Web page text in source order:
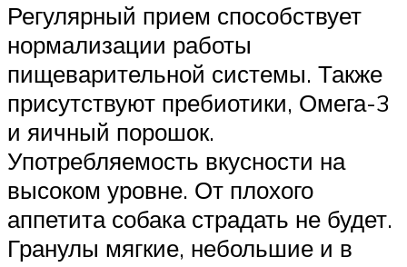
Регулярный прием способствует
нормализации работы
пищеварительной системы. Также
присутствуют пребиотики, Омега-3
и яичный порошок.
Употребляемость вкусности на
высоком уровне. От плохого
аппетита собака страдать не будет.
Гранулы мягкие, небольшие и в